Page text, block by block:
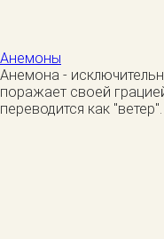
Анемоны
Анемона -
поражает своей
переводится как "ветер".